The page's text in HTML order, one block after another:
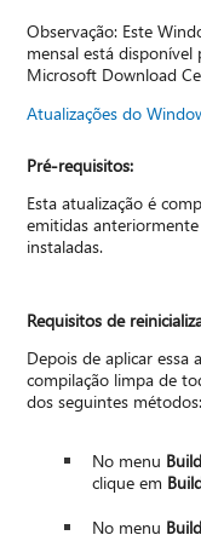
Observação: Este
mensal está
Microsoft Download
Atualizações do
Pré-requisitos:
Esta atualização é
emitidas
instaladas.
Requisitos de
Depois de aplicar essa
compilação limpa de
dos seguintes métodos:
No menu Build
clique em
No menu Build